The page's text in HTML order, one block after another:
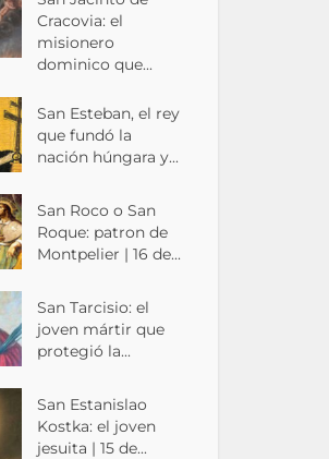
Cracovia: el
misionero
dominico que...
San Esteban, el rey
que fundó la
nación húngara y...
San Roco o San
Roque: patron de
Montpelier | 16 de...
San Tarcisio: el
joven mártir que
protegió la...
San Estanislao
Kostka: el joven
jesuita | 15 de...